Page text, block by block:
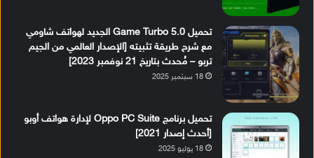
تحميل Game Turbo 5.0 الجديد لهواتف شاومي
مع شرح طريقة تثبيته [الإصدار العالمي من الجيم
تربو – مُحدث بتاريخ 21 نوفمبر 2023]
18 سبتمبر 2025
تحميل برنامج Oppo PC Suite لإدارة هواتف أوبو
[أحدث إصدار 2021]
18 يوليو 2025